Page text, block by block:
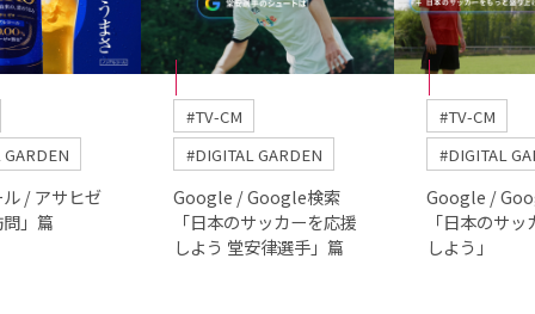
/ アサヒゼ
」篇
#TV-CM
#DIGITAL GARDEN
Google / Google検索
「日本のサッカーを応援
しよう 堂安律選手」篇
#TV-CM
#DIGITAL
Google /
「日本のサ
しよう」